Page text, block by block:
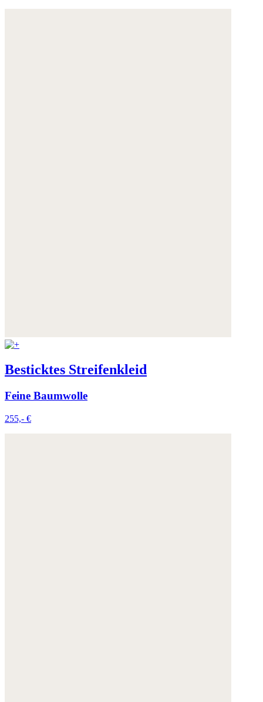
Besticktes Streifenkleid
Feine Baumwolle
255,- €